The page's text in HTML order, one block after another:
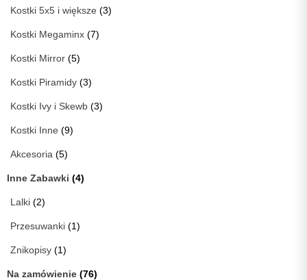
Kostki 5x5 i większe (3)
Kostki Megaminx (7)
Kostki Mirror (5)
Kostki Piramidy (3)
Kostki Ivy i Skewb (3)
Kostki Inne (9)
Akcesoria (5)
Inne Zabawki (4)
Lalki (2)
Przesuwanki (1)
Znikopisy (1)
Na zamówienie (76)